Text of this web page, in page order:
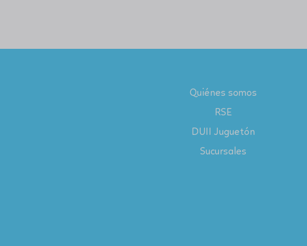
Quiénes somos
RSE
DUII Juguetón
Sucursales